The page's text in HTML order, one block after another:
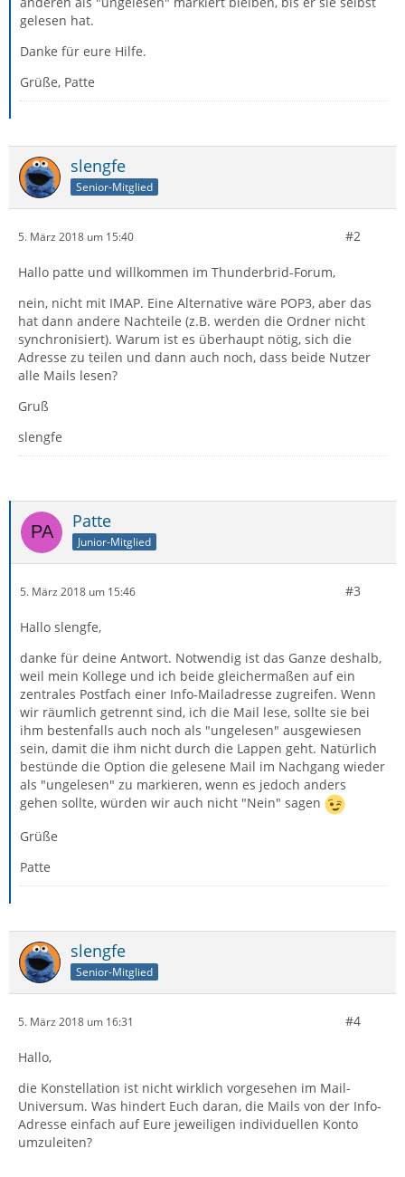
gelesen hat.
Danke für eure Hilfe.
Grüße, Patte
slengfe
Senior-Mitglied
5. März 2018 um 15:40 #2
Hallo patte und willkommen im Thunderbrid-Forum,
nein, nicht mit IMAP. Eine Alternative wäre POP3, aber das
hat dann andere Nachteile (z.B. werden die Ordner nicht
synchronisiert). Warum ist es überhaupt nötig, sich die
Adresse zu teilen und dann auch noch, dass beide Nutzer
alle Mails lesen?
Gruß
slengfe
Patte
Junior-Mitglied
5. März 2018 um 15:46 #3
Hallo slengfe,
danke für deine Antwort. Notwendig ist das Ganze deshalb,
weil mein Kollege und ich beide gleichermaßen auf ein
zentrales Postfach einer Info-Mailadresse zugreifen. Wenn
wir räumlich getrennt sind, ich die Mail lese, sollte sie bei
ihm bestenfalls auch noch als "ungelesen" ausgewiesen
sein, damit die ihm nicht durch die Lappen geht. Natürlich
bestünde die Option die gelesene Mail im Nachgang wieder
als "ungelesen" zu markieren, wenn es jedoch anders
gehen sollte, würden wir auch nicht "Nein" sagen
Grüße
Patte
slengfe
Senior-Mitglied
5. März 2018 um 16:31 #4
Hallo,
die Konstellation ist nicht wirklich vorgesehen im Mail-
Universum. Was hindert Euch daran, die Mails von der Info-
Adresse einfach auf Eure jeweiligen individuellen Konto
umzuleiten?